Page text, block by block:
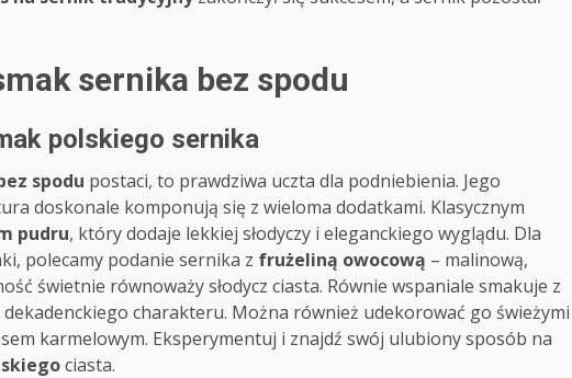
sernika bez spodu
polskiego sernika
spodu postaci, to prawdziwa uczta dla podniebienia. Jego
doskonale komponują się z wieloma dodatkami. Klasycznym
pudru, który dodaje lekkiej słodyczy i eleganckiego wyglądu. Dla
polecamy podanie sernika z frużeliną owocową – malinową,
świetnie równoważy słodycz ciasta. Równie wspaniale smakuje z
charakteru. Można również udekorować go świeżymi
karmelowym. Eksperymentuj i znajdź swój ulubiony sposób na
ciasta.